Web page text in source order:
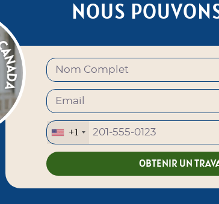
NOUS
+1
OBTENIR UN